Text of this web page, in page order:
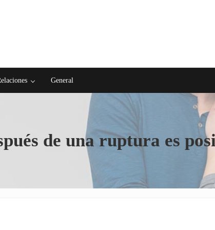
General
de una ruptura es